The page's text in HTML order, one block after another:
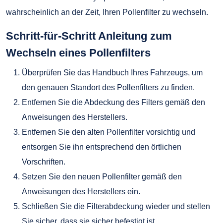
wahrscheinlich an der Zeit, Ihren Pollenfilter zu wechseln.
Schritt-für-Schritt Anleitung zum
Wechseln eines Pollenfilters
Überprüfen Sie das Handbuch Ihres Fahrzeugs, um
den genauen Standort des Pollenfilters zu finden.
Entfernen Sie die Abdeckung des Filters gemäß den
Anweisungen des Herstellers.
Entfernen Sie den alten Pollenfilter vorsichtig und
entsorgen Sie ihn entsprechend den örtlichen
Vorschriften.
Setzen Sie den neuen Pollenfilter gemäß den
Anweisungen des Herstellers ein.
Schließen Sie die Filterabdeckung wieder und stellen
Sie sicher, dass sie sicher befestigt ist.